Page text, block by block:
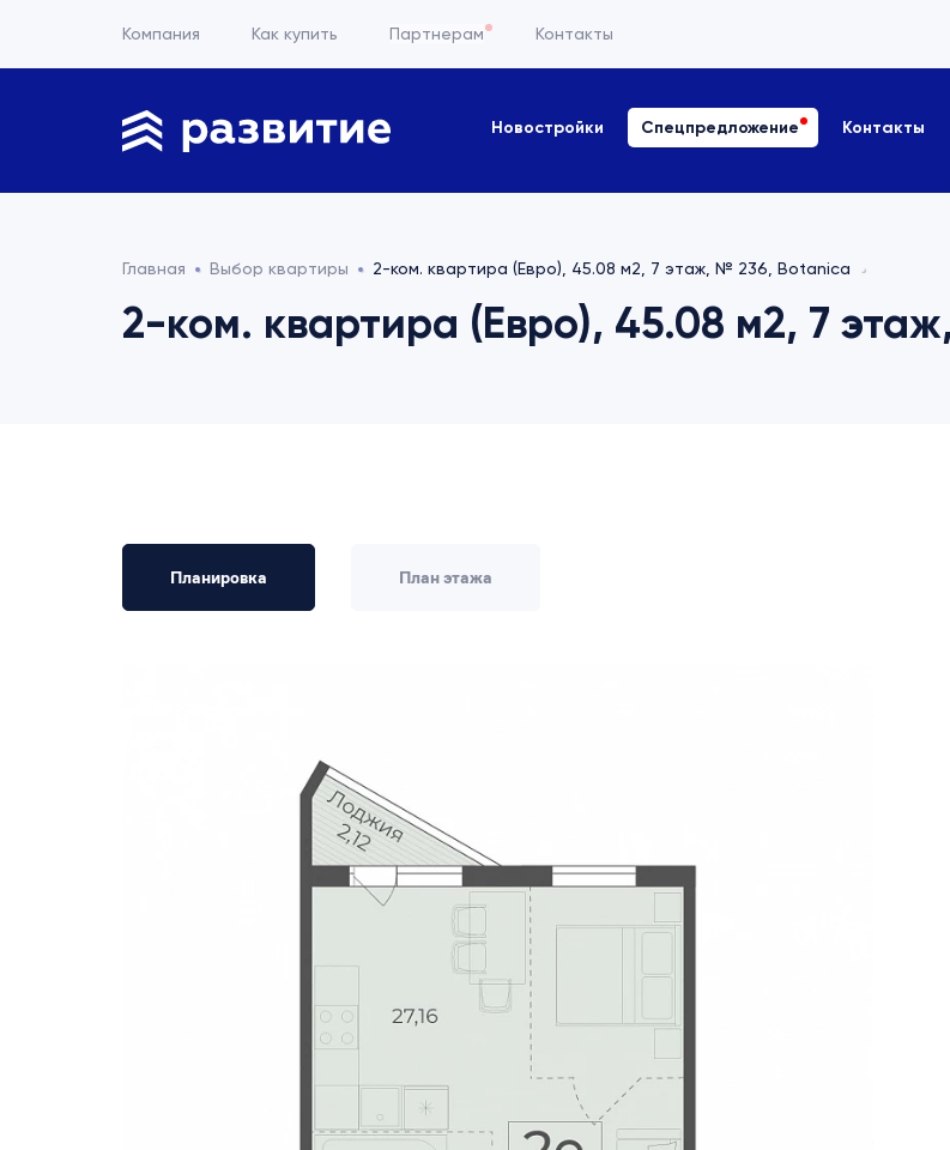
Компания Как купить Партнерам Контакты
Новостройки Спецпредложение Контакты
Главная Выбор квартиры 2-ком. квартира (Евро), 45.08 м2, 7 этаж, № 236, Botanica
2-ком. квартира (Евро), 45.08 м2, 7
Планировка План этажа